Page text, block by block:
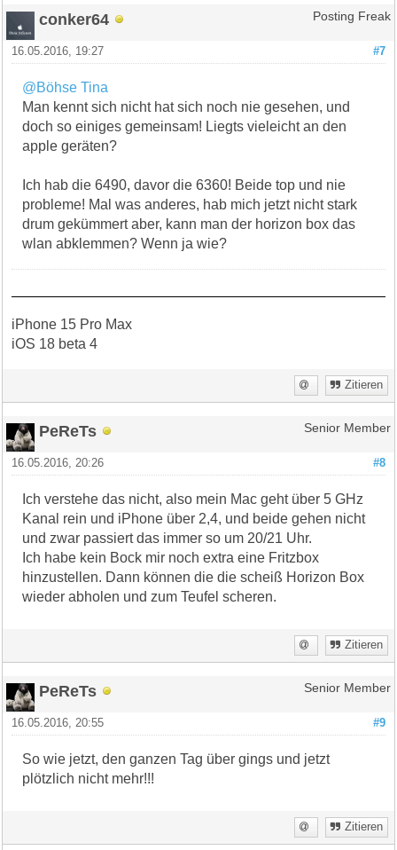
conker64 Posting Freak
#7
16.05.2016, 19:27
@Böhse Tina
Man kennt sich nicht hat sich noch nie gesehen, und
doch so einiges gemeinsam! Liegts vieleicht an den
apple geräten?
Ich hab die 6490, davor die 6360! Beide top und nie
probleme! Mal was anderes, hab mich jetzt nicht stark
drum gekümmert aber, kann man der horizon box das
wlan abklemmen? Wenn ja wie?
iPhone 15 Pro Max
iOS 18 beta 4
Zitieren
PeReTs Senior Member
#8
16.05.2016, 20:26
Ich verstehe das nicht, also mein Mac geht über 5 GHz
Kanal rein und iPhone über 2,4, und beide gehen nicht
und zwar passiert das immer so um 20/21 Uhr.
Ich habe kein Bock mir noch extra eine Fritzbox
hinzustellen. Dann können die die scheiß Horizon Box
wieder abholen und zum Teufel scheren.
Zitieren
PeReTs Senior Member
#9
16.05.2016, 20:55
So wie jetzt, den ganzen Tag über gings und jetzt
plötzlich nicht mehr!!!
Zitieren